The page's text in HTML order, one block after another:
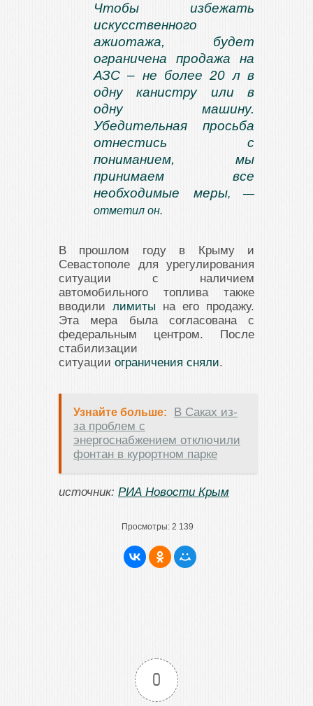
Чтобы избежать
искусственного
ажиотажа, будет
ограничена продажа на
АЗС – не более 20 л в
одну канистру или в
одну машину.
Убедительная просьба
отнестись с
пониманием, мы
принимаем все
необходимые меры, —
отметил он.
В прошлом году в Крыму и
Севастополе для урегулирования
ситуации с наличием
автомобильного топлива также
вводили лимиты на его продажу.
Эта мера была согласована с
федеральным центром. После
стабилизации
ситуации ограничения сняли.
Узнайте больше:
В Саках из-
за проблем с
энергоснабжением отключили
фонтан в курортном парке
источник: РИА Новости Крым
Просмотры: 2 139
0